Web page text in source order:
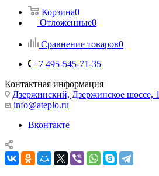
Корзина0
Отложенные0
Сравнение товаров0
+7 495-545-71-35
Контактная информация
Дзержинский, Дзержинское шоссе, 1
info@ateplo.ru
Вконтакте